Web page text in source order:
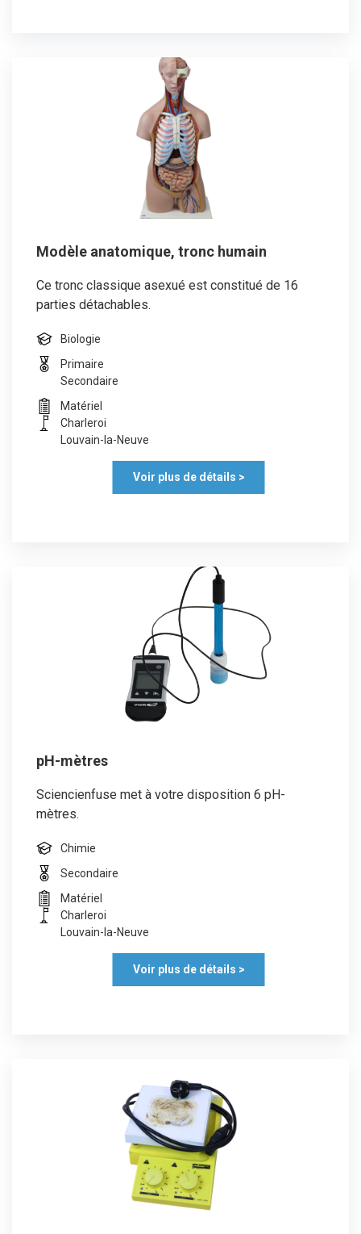
Modèle anatomique, tronc humain
Ce tronc classique asexué est constitué de 16
parties détachables.
Biologie
Primaire
Secondaire
Matériel
Charleroi
Louvain-la-Neuve
Voir plus de détails >
pH-mètres
Sciencienfuse met à votre disposition 6 pH-
mètres.
Chimie
Secondaire
Matériel
Charleroi
Louvain-la-Neuve
Voir plus de détails >